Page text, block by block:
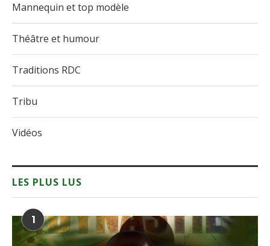
Mannequin et top modèle
Théâtre et humour
Traditions RDC
Tribu
Vidéos
LES PLUS LUS
1